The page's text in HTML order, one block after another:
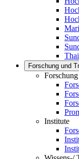
Forschung und
Forschung
Institute